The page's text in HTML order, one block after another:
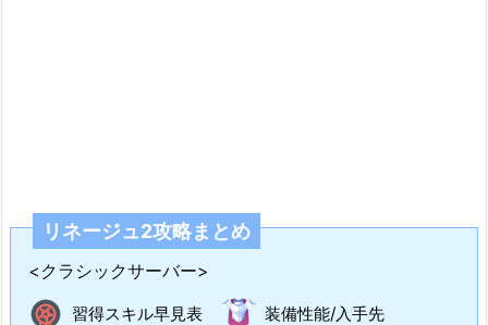
リネージュ2攻略まとめ
<クラシックサーバー>
習得スキル早見表 装備性能/入手先